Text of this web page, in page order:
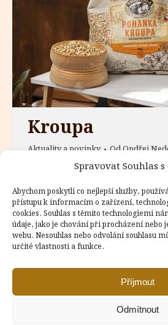
Spravovat Souhlas s
Abychom poskytli co nejlepší služby,
přístupu k informacím o zařízení,
cookies. Souhlas s těmito technologiemi
údaje, jako je chování při procházení nebo
webu. Nesouhlas nebo odvolání souhlasu
určité vlastnosti a funkce.
Příjmout
Odmítnout
Kroupa
Aktuality a novinky OdOndřej
Pohanka kroupa Kroupa je
součástí tradiční české
se objevuje například při
zabijačky, kde se přidává
Postupem času se však
jídelníčků téměř vytratila,
vyhledávat zdravou a
proto se pohanka kroupa